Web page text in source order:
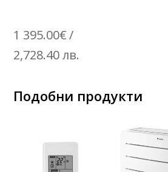
1 395.00€ /
2,728.40 лв.
Подобни продукти